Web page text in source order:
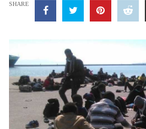
SHARE